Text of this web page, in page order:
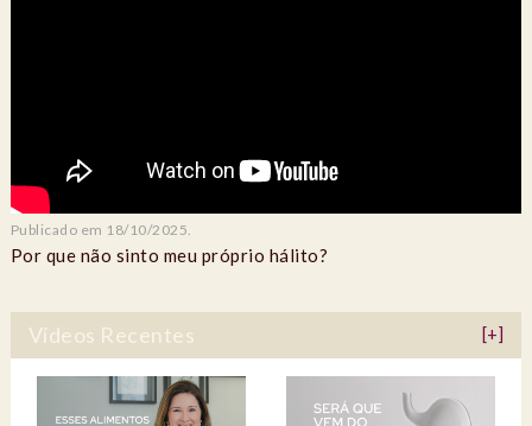
Publicado em 18/10/2025.
Por que não sinto meu próprio hálito?
Vídeos Recentes [+]